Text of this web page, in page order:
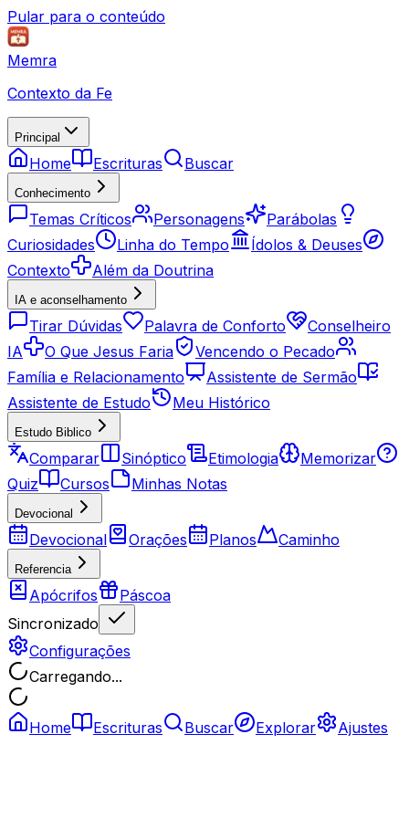
Pular para o conteúdo
Memra
Contexto da Fe
Principal
Home Escrituras Buscar
Conhecimento
Temas Críticos Personagens
Parábolas
Curiosidades
Linha do Tempo
Ídolos & Deuses
Contexto
Além da Doutrina
IA e aconselhamento
Tirar Dúvidas Palavra de Conforto
Conselheiro
IA
O Que Jesus Faria
Vencendo o Pecado
Família e Relacionamento
Assistente de Sermão
Assistente de Estudo
Meu Histórico
Estudo Biblico
Comparar Sinóptico Etimologia
Memorizar
Quiz
Cursos Minhas Notas
Devocional
Devocional Orações Planos Caminho
Referencia
Apócrifos
Páscoa
Sincronizado
Configurações
Carregando...
Home Escrituras Buscar Explorar Ajustes